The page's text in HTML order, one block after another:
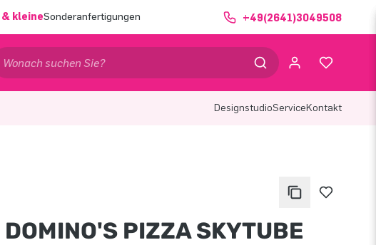
kleineSonderanfertigungen +49(2641)3049508
DesignstudioServiceKontakt
DOMINO'S PIZZA SKYTUBE